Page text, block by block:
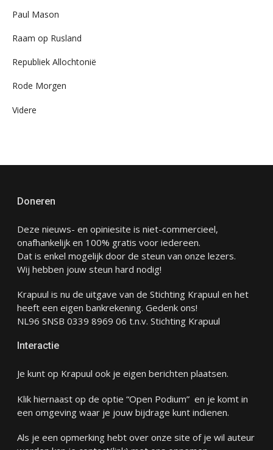
Paul Mason
Raam op Rusland
Republiek Allochtonië
Rode Morgen
Videre
Doneren
Deze nieuws- en opiniesite is niet-commercieel,
onafhankelijk en 100% gratis voor iedereen.
Dat is enkel mogelijk door de steun van onze lezers.
Wij hebben jouw steun hard nodig!
Krapuul is nu de uitgave van de Stichting Krapuul en het
heeft een eigen bankrekening. Gedenk ons!
NL96 SNSB 0339 8969 06 t.n.v. Stichting Krapuul
Interactie
Je kunt op Krapuul ook je eigen berichten plaatsen.
Klik hiernaast op de optie “Open Podium” en je komt in
een omgeving waar je jouw bijdrage kunt indienen.
Als je een opmerking hebt over onze site of je wil auteur